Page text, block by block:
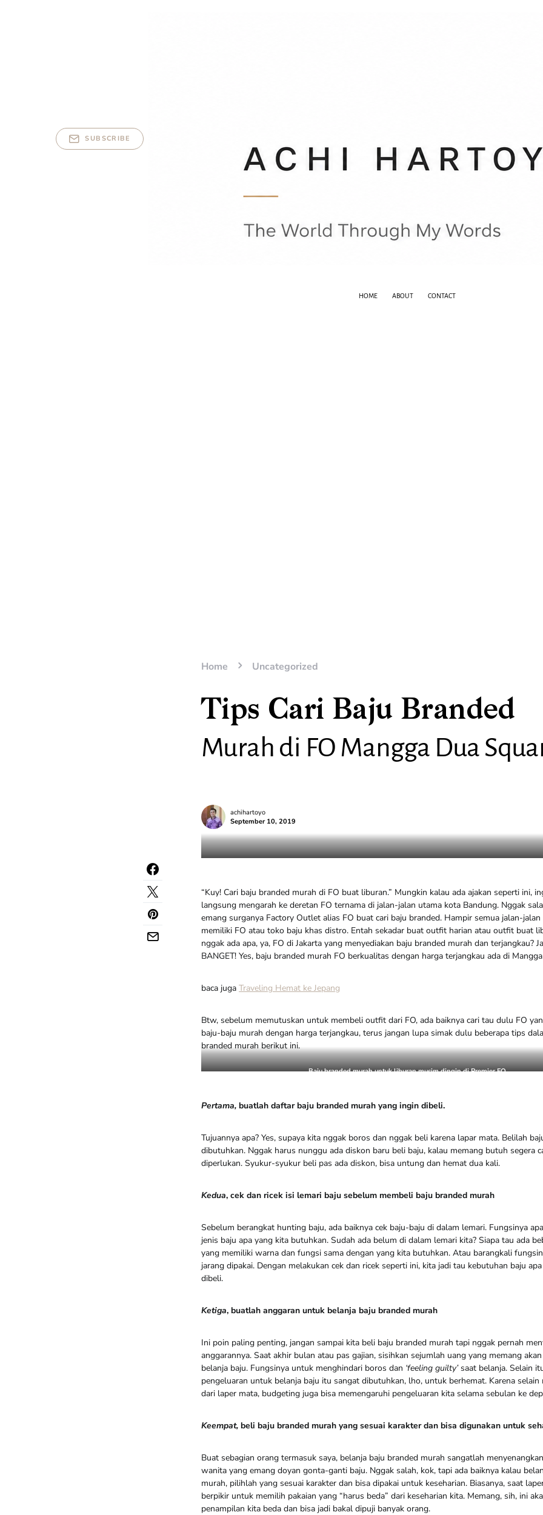
SUBSCRIBE
HOME ABOUT CONTACT
Home Uncategorized
Tips Cari Baju Branded
Murah di FO Mangga Dua
achihartoyo
September 10, 2019
“Kuy! Cari baju branded murah di FO buat liburan.” Mungkin kalau ada ajakan seperti ini,
langsung mengarah ke deretan FO ternama di jalan-jalan utama kota Bandung. Nggak
emang surganya Factory Outlet alias FO buat cari baju branded. Hampir semua jalan-
memiliki FO atau toko baju khas distro. Entah sekadar buat outfit harian atau outfit buat
nggak ada apa, ya, FO di Jakarta yang menyediakan baju branded murah dan terjangkau?
BANGET! Yes, baju branded murah FO berkualitas dengan harga terjangkau ada di
baca juga Traveling Hemat ke Jepang
Btw, sebelum memutuskan untuk membeli outfit dari FO, ada baiknya cari tau dulu FO
baju-baju murah dengan harga terjangkau, terus jangan lupa simak dulu beberapa tips
branded murah berikut ini.
Baju branded murah untuk liburan musim dingin di Premier FO
Pertama, buatlah daftar baju branded murah yang ingin dibeli.
Tujuannya apa? Yes, supaya kita nggak boros dan nggak beli karena lapar mata. Belilah
dibutuhkan. Nggak harus nunggu ada diskon baru beli baju, kalau memang butuh segera
diperlukan. Syukur-syukur beli pas ada diskon, bisa untung dan hemat dua kali.
Kedua, cek dan ricek isi lemari baju sebelum membeli baju branded murah
Sebelum berangkat hunting baju, ada baiknya cek baju-baju di dalam lemari. Fungsinya
jenis baju apa yang kita butuhkan. Sudah ada belum di dalam lemari kita? Siapa tau ada
yang memiliki warna dan fungsi sama dengan yang kita butuhkan. Atau barangkali
jarang dipakai. Dengan melakukan cek dan ricek seperti ini, kita jadi tau kebutuhan baju
dibeli.
Ketiga, buatlah anggaran untuk belanja baju branded murah
Ini poin paling penting, jangan sampai kita beli baju branded murah tapi nggak pernah
anggarannya. Saat akhir bulan atau pas gajian, sisihkan sejumlah uang yang memang
belanja baju. Fungsinya untuk menghindari boros dan ‘feeling guilty’saat belanja. Selain
pengeluaran untuk belanja baju itu sangat dibutuhkan, lho, untuk berhemat. Karena selain
dari laper mata, budgeting juga bisa memengaruhi pengeluaran kita selama sebulan ke
Keempat, beli baju branded murah yang sesuai karakter dan bisa digunakan untuk
Buat sebagian orang termasuk saya, belanja baju branded murah sangatlah
wanita yang emang doyan gonta-ganti baju. Nggak salah, kok, tapi ada baiknya kalau
murah, pilihlah yang sesuai karakter dan bisa dipakai untuk keseharian. Biasanya, saat
berpikir untuk memilih pakaian yang “harus beda” dari keseharian kita. Memang, sih, ini
penampilan kita beda dan bisa jadi bakal dipuji banyak orang.